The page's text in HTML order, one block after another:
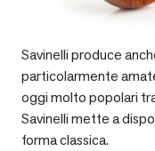
Savinelli produce
particolarmente
oggi molto popolari
Savinelli mette a
forma classica.